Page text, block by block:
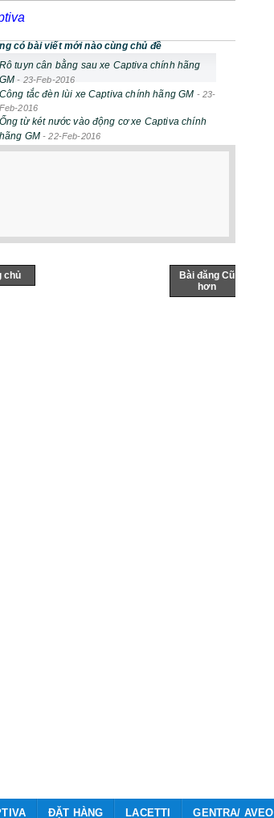
có bài viết mới nào cùng chủ đề
Rô tuyn cân bằng sau xe Captiva chính hãng
GM - 23-Feb-2016
Công tắc đèn lùi xe Captiva chính hãng GM - 23-
Feb-2016
Ống từ két nước vào động cơ xe Captiva chính
hãng GM-22-Feb-2016
Bài đăng Cũ
hơn
chủ
ĐẶT HÀNG LACETTI GENTRA/ AVEO